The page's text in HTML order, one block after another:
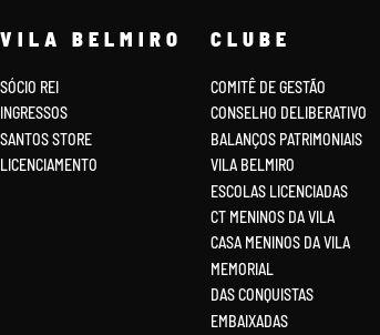
VILA BELMIRO
SÓCIO REI
INGRESSOS
SANTOS STORE
LICENCIAMENTO
CLUBE
COMITÊ DE GESTÃO
CONSELHO DELIBERATIVO
BALANÇOS PATRIMONIAIS
VILA BELMIRO
ESCOLAS LICENCIADAS
CT MENINOS DA VILA
CASA MENINOS DA VILA
MEMORIAL
DAS CONQUISTAS
EMBAIXADAS